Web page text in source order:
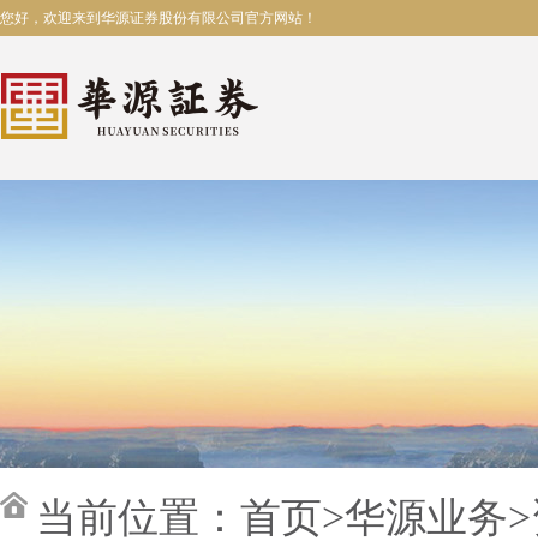
您好，欢迎来到华源证券股份有限公司官方网站！
当前位置： 首页>华源业务>